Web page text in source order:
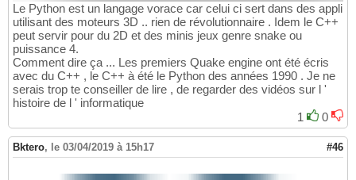
Le Python est un langage vorace car celui ci sert dans des appli
utilisant des moteurs 3D .. rien de révolutionnaire . Idem le C++
peut servir pour du 2D et des minis jeux genre snake ou
puissance 4.
Comment dire ça ... Les premiers Quake engine ont été écris
avec du C++ , le C++ à été le Python des années 1990 . Je ne
serais trop te conseiller de lire , de regarder des vidéos sur l '
histoire de l ' informatique
1
0
Bktero, le 03/04/2019 à 15h17 #46